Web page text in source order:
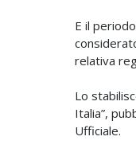
E il
relativa
Lo
Italia”,
Ufficiale.